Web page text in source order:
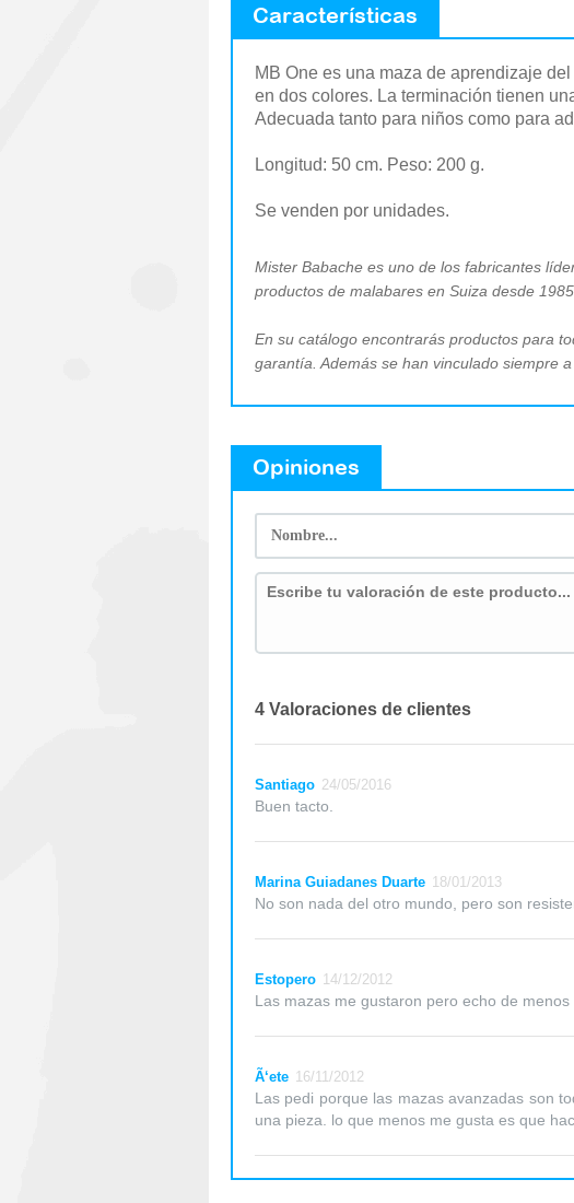
Características
MB One es una maza de aprendizaje
en dos colores. La terminación tienen
Adecuada tanto para niños como para
Longitud: 50 cm. Peso: 200 g.
Se venden por unidades.
Mister Babache es uno de los fabricantes
productos de malabares en Suiza desde 1985.
En su catálogo encontrarás productos para
garantía. Además se han vinculado siempre
Opiniones
4 Valoraciones de clientes
Santiago 24/05/2016
Buen tacto.
Marina Guiadanes Duarte 18/01/2013
No son nada del otro mundo, pero son
Estopero 14/12/2012
Las mazas me gustaron pero echo de menos
Ã‘ete 16/11/2012
Las pedi porque las mazas avanzadas son
una pieza. lo que menos me gusta es que